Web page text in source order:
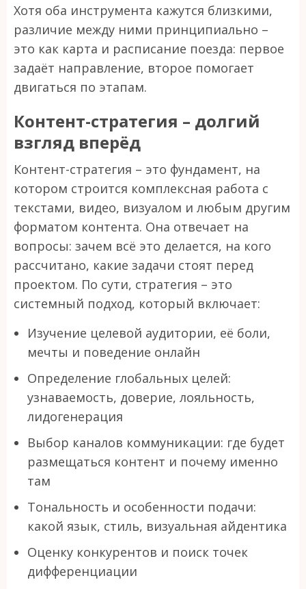
Хотя оба инструмента кажутся близкими,
различие между ними принципиально –
это как карта и расписание поезда: первое
задаёт направление, второе помогает
двигаться по этапам.
Контент-стратегия – долгий
взгляд вперёд
Контент-стратегия – это фундамент, на
котором строится комплексная работа с
текстами, видео, визуалом и любым другим
форматом контента. Она отвечает на
вопросы: зачем всё это делается, на кого
рассчитано, какие задачи стоят перед
проектом. По сути, стратегия – это
системный подход, который включает:
Изучение целевой аудитории, её боли,
мечты и поведение онлайн
Определение глобальных целей:
узнаваемость, доверие, лояльность,
лидогенерация
Выбор каналов коммуникации: где будет
размещаться контент и почему именно
там
Тональность и особенности подачи:
какой язык, стиль, визуальная айдентика
Оценку конкурентов и поиск точек
дифференциации